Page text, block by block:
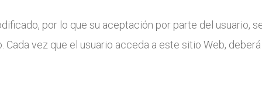
por lo que su aceptación por parte del usuario,
vez que el usuario acceda a este sitio Web,